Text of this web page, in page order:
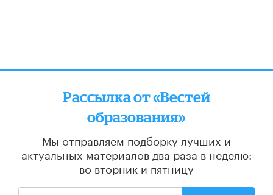
Рассылка от «Вестей
образования»
Мы отправляем подборку лучших и
актуальных материалов два раза в неделю:
во вторник и пятницу